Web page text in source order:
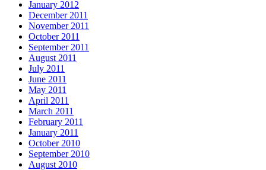
January 2012
December 2011
November 2011
October 2011
September 2011
August 2011
July 2011
June 2011
May 2011
April 2011
March 2011
February 2011
January 2011
October 2010
September 2010
August 2010